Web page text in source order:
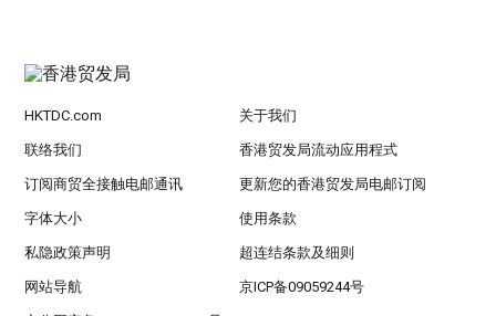
HKTDC.com 关于我们
联络我们 香港贸发局流动应用程式
订阅商贸全接触电邮通讯 更新您的香港贸发局电邮订阅
字体大小 使用条款
私隐政策声明 超连结条款及细则
网站导航 京ICP备09059244号